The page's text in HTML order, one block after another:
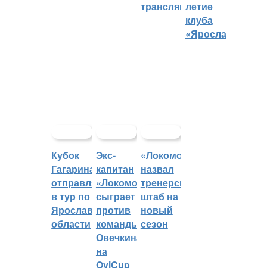
трансляцийлетие
клуба
«Ярославич»
Кубок
Гагарина
отправляется
в тур по
Ярославской
области
Экс-
капитан
«Локомотива»
сыграет
против
команды
Овечкина
на
OviCup
«Локомотив»
назвал
тренерский
штаб на
новый
сезон